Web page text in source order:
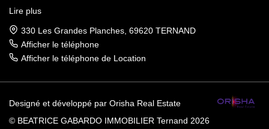
elle vous accompagnera de A à Z dans votre projet immobilier.
Une agence de proximité et intimiste qui vous offrira les meilleurs
services personnalisés.
Lire plus
330 Les Grandes Planches, 69620 TERNAND
Afficher le téléphone
Afficher le téléphone de Location
Designé et développé par Orisha Real Estate
© BEATRICE GABARDO IMMOBILIER Ternand 2026